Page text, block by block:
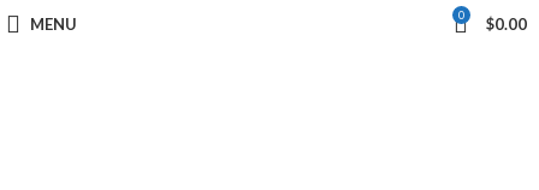
MENU 0 $0.00